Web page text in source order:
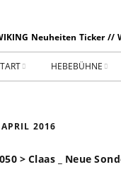
2009-2014
_ Beta
HEBEBÜHNE
HEBEBÜHNE 2025
HEBEBÜHNE
2016
> Claas _ Neue